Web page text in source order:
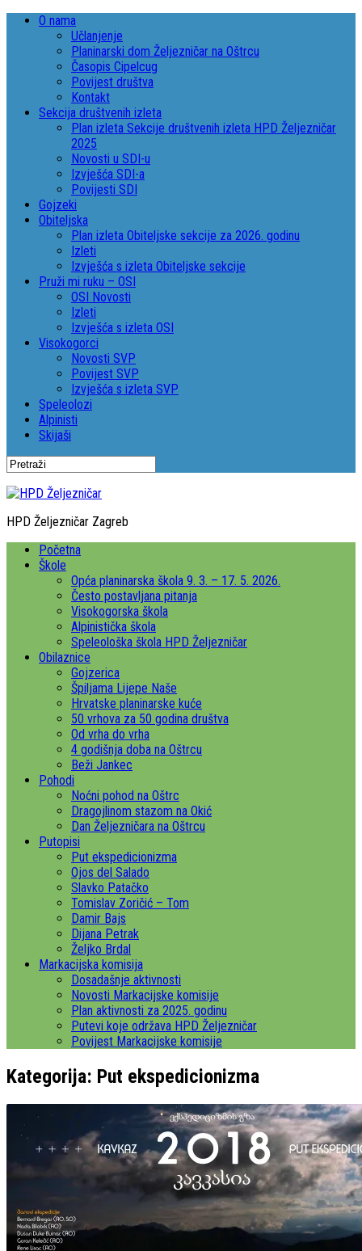
O nama
Učlanjenje
Planinarski dom Željezničar na Oštrcu
Časopis Cipelcug
Povijest društva
Kontakt
Sekcija društvenih izleta
Plan izleta Sekcije društvenih izleta HPD Željezničar
2025
Novosti u SDI-u
Izvješća SDI-a
Povijesti SDI
Gojzeki
Obiteljska
Plan izleta Obiteljske sekcije za 2026. godinu
Izleti
Izvješća s izleta Obiteljske sekcije
Pruži mi ruku – OSI
OSI Novosti
Izleti
Izvješća s izleta OSI
Visokogorci
Novosti SVP
Povijest SVP
Izvješća s izleta SVP
Speleolozi
Alpinisti
Skijaši
HPD Željezničar Zagreb
Početna
Škole
Opća planinarska škola 9. 3. – 17. 5. 2026.
Često postavljana pitanja
Visokogorska škola
Alpinistička škola
Speleološka škola HPD Željezničar
Obilaznice
Gojzerica
Špiljama Lijepe Naše
Hrvatske planinarske kuće
50 vrhova za 50 godina društva
Od vrha do vrha
4 godišnja doba na Oštrcu
Beži Jankec
Pohodi
Noćni pohod na Oštrc
Dragojlinom stazom na Okić
Dan Željezničara na Oštrcu
Putopisi
Put ekspedicionizma
Ojos del Salado
Slavko Patačko
Tomislav Zoričić – Tom
Damir Bajs
Dijana Petrak
Željko Brdal
Markacijska komisija
Dosadašnje aktivnosti
Novosti Markacijske komisije
Plan aktivnosti za 2025. godinu
Putevi koje održava HPD Željezničar
Povijest Markacijske komisije
Kategorija: Put ekspedicionizma